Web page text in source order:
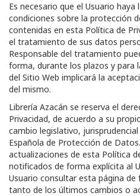
Es necesario que el Usuario
condiciones sobre la protección
contenidas en esta Política de
el tratamiento de sus datos
Responsable del tratamiento
forma, durante los plazos y para
del Sitio Web implicará la
del mismo.
Librería Azacán se reserva el
Privacidad, de acuerdo a su
cambio legislativo,
Española de Protección de
actualizaciones de esta Política
notificados de forma explícita al
Usuario consultar esta página
tanto de los últimos cambios o